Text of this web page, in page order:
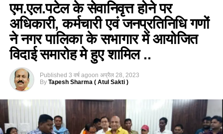
एम.एल.पटेल के सेवानिवृत्त होने पर
अधिकारी, कर्मचारी एवं जनप्रतिनिधि गणों
ने नगर पालिका के सभागार में आयोजित
विदाई समारोह मे हुए शामिल ..
Published 3 वर्ष agoon अप्रैल 28, 2023
By Tapesh Sharma ( Atul Sakti )